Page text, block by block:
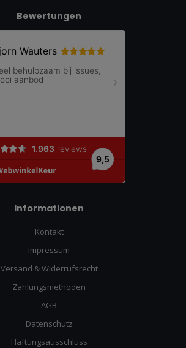
Bewertungen
Informationen
Kontakt
Impressum
Versand & Widerrufsrecht
Zahlungsmethoden
AGB
Datenschutz
Haftungsausschluss